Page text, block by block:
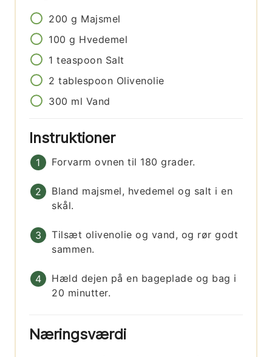
200 g Majsmel
100 g Hvedemel
1 teaspoon Salt
2 tablespoon Olivenolie
300 ml Vand
Instruktioner
Forvarm ovnen til 180 grader.
Bland majsmel, hvedemel og salt i en
skål.
Tilsæt olivenolie og vand, og rør godt
sammen.
Hæld dejen på en bageplade og bag i
20 minutter.
Næringsværdi